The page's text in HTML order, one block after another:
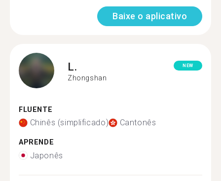
Baixe o aplicativo
L.
Zhongshan
NEW
FLUENTE
Chinês (simplificado) Cantonês
APRENDE
Japonês